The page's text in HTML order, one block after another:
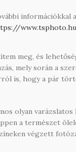
információkkal
meg, és
mely során a
is, hogy a pár
olyan
a természet
végzett